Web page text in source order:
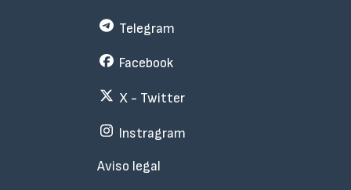
Subfooter
Telegram
Facebook
X - Twitter
Instragram
Aviso legal